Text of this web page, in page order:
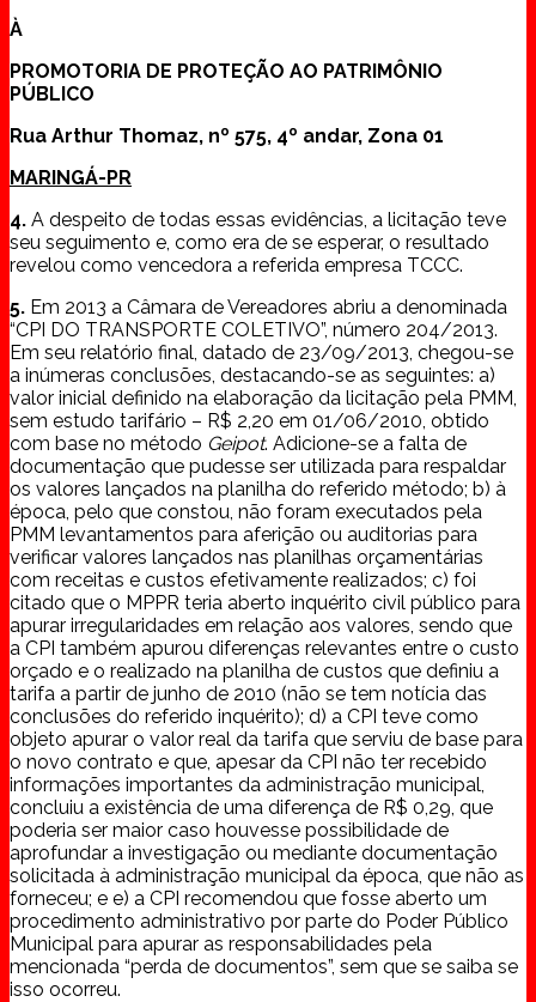
À
PROMOTORIA DE PROTEÇÃO AO PATRIMÔNIO
PÚBLICO
Rua Arthur Thomaz, nº 575, 4º andar, Zona 01
MARINGÁ-PR
4. A despeito de todas essas evidências, a licitação teve
seu seguimento e, como era de se esperar, o resultado
revelou como vencedora a referida empresa TCCC.
5. Em 2013 a Câmara de Vereadores abriu a denominada
“CPI DO TRANSPORTE COLETIVO”, número 204/2013.
Em seu relatório final, datado de 23/09/2013, chegou-se
a inúmeras conclusões, destacando-se as seguintes: a)
valor inicial definido na elaboração da licitação pela PMM,
sem estudo tarifário – R$ 2,20 em 01/06/2010, obtido
com base no método Geipot. Adicione-se a falta de
documentação que pudesse ser utilizada para respaldar
os valores lançados na planilha do referido método; b) à
época, pelo que constou, não foram executados pela
PMM levantamentos para aferição ou auditorias para
verificar valores lançados nas planilhas orçamentárias
com receitas e custos efetivamente realizados; c) foi
citado que o MPPR teria aberto inquérito civil público para
apurar irregularidades em relação aos valores, sendo que
a CPI também apurou diferenças relevantes entre o custo
orçado e o realizado na planilha de custos que definiu a
tarifa a partir de junho de 2010 (não se tem notícia das
conclusões do referido inquérito); d) a CPI teve como
objeto apurar o valor real da tarifa que serviu de base para
o novo contrato e que, apesar da CPI não ter recebido
informações importantes da administração municipal,
concluiu a existência de uma diferença de R$ 0,29, que
poderia ser maior caso houvesse possibilidade de
aprofundar a investigação ou mediante documentação
solicitada à administração municipal da época, que não as
forneceu; e e) a CPI recomendou que fosse aberto um
procedimento administrativo por parte do Poder Público
Municipal para apurar as responsabilidades pela
mencionada “perda de documentos”, sem que se saiba se
isso ocorreu.